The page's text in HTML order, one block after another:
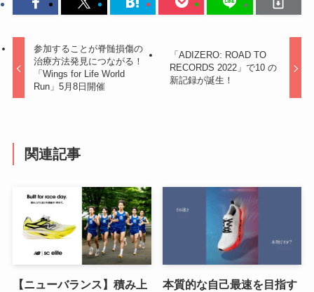
参加することが脊髄損傷の
治療方法発見につながる！
「Wings for Life World
Run」5月8日開催
「ADIZERO: ROAD TO
RECORDS 2022」で10 の
新記録が誕生！
関連記事
【ニューバランス】積み上
本質的な自己最速を目指す